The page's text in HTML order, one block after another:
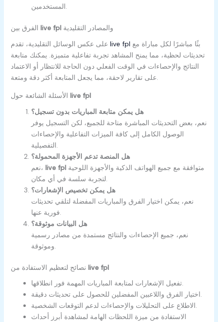
المستخدمين.
live fpl والمصادر التقليدية
live fpl
تحديثات لحظية، مما يمنح المشاهد تجربة تفاعلية متميزة. يمكنك متابعة
النتائج والإحصاءات في الوقت الفعلي دون الحاجة للانتظار أو الاعتماد
على تقارير لاحقة، مما يجعل المتابعة أكثر دقة ومتعة.
live fpl
هل يمكن متابعة المباريات بدون تسجيل؟
نعم، بعض التحديثات المباشرة متاحة للجميع، لكن التسجيل يوفر
الوصول الكامل إلى كافة الميزات التفاعلية والإحصاءات
هل المنصة تدعم الأجهزة المحمولة؟
نعم، live fplمتوافقة مع جميع الهواتف الذكية والأجهزة اللوحية
هل يمكن تخصيص الإشعارات؟
نعم، يمكن اختيار الفرق والمباريات المفضلة لتلقي تحديثات
هل البيانات موثوقة؟
نعم، جميع الإحصاءات والنتائج مستمدة من مصادر رسمية
live fpl
تفعيل الإشعارات لمتابعة المباريات المهمة فور انطلاقها.
اختيار الفرق واللاعبين المفضلين للحصول على تحديثات دقيقة.
الاطلاع على التحليلات والإحصاءات لدعم التوقعات الشخصية.
الاستفادة من ميزة اللحظات الهامة لمشاهدة أبرز أحداث